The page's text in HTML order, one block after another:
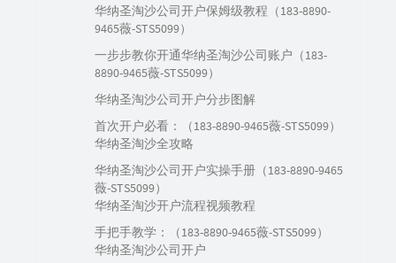
华纳圣淘沙公司开户保姆级教程（183-8890-
9465薇-STS5099）
一步步教你开通华纳圣淘沙公司账户（183-
8890-9465薇-STS5099）
华纳圣淘沙公司开户分步图解
首次开户必看：（183-8890-9465薇-STS5099）
华纳圣淘沙全攻略
华纳圣淘沙公司开户实操手册（183-8890-9465
薇-STS5099）
华纳圣淘沙开户流程视频教程
手把手教学：（183-8890-9465薇-STS5099）
华纳圣淘沙公司开户